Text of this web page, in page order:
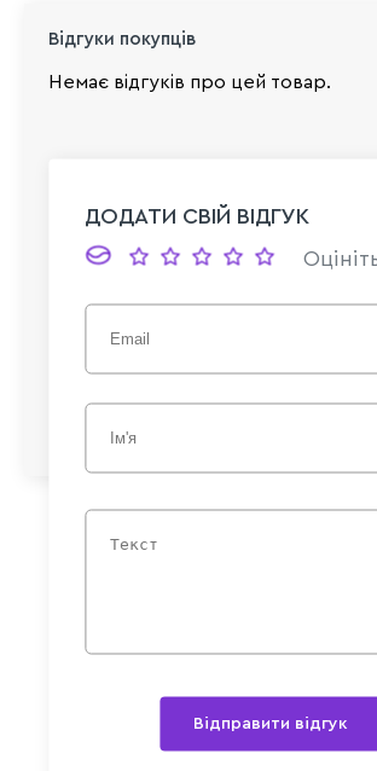
Відгуки покупців
Немає відгуків про цей товар.
ДОДАТИ СВІЙ ВІДГУК
Відправити відгук